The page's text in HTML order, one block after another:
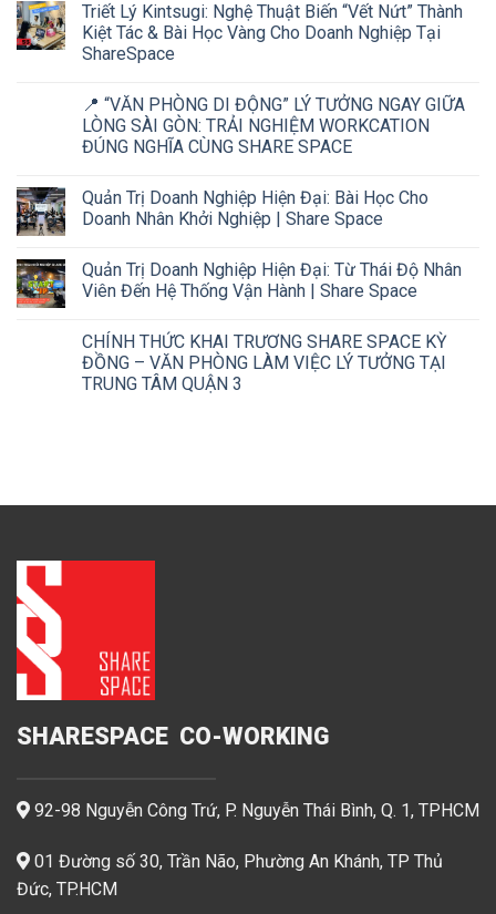
Triết Lý Kintsugi: Nghệ Thuật Biến “Vết Nứt” Thành
Kiệt Tác & Bài Học Vàng Cho Doanh Nghiệp Tại
ShareSpace
📍 “VĂN PHÒNG DI ĐỘNG” LÝ TƯỞNG NGAY GIỮA
LÒNG SÀI GÒN: TRẢI NGHIỆM WORKCATION
ĐÚNG NGHĨA CÙNG SHARE SPACE
Quản Trị Doanh Nghiệp Hiện Đại: Bài Học Cho
Doanh Nhân Khởi Nghiệp | Share Space
Quản Trị Doanh Nghiệp Hiện Đại: Từ Thái Độ Nhân
Viên Đến Hệ Thống Vận Hành | Share Space
CHÍNH THỨC KHAI TRƯƠNG SHARE SPACE KỲ
ĐỒNG – VĂN PHÒNG LÀM VIỆC LÝ TƯỞNG TẠI
TRUNG TÂM QUẬN 3
SHARESPACE CO-WORKING
92-98 Nguyễn Công Trứ, P. Nguyễn Thái Bình, Q. 1, TPHCM
01 Đường số 30, Trần Não, Phường An Khánh, TP Thủ
Đức, TP.HCM